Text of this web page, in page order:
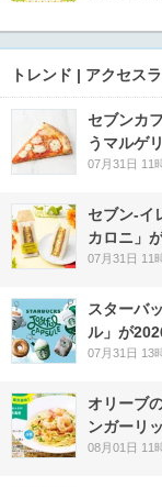
トレンド | アクセス
セブンカ
うマルゲ
07月31日 11
セブン‐イ
カロニ」
07月31日 11
スターバ
ル」が
07月31日 13
オリーブ
ンガーリ
08月01日 11